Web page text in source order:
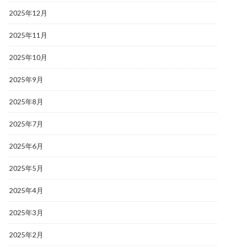
2025年12月
2025年11月
2025年10月
2025年9月
2025年8月
2025年7月
2025年6月
2025年5月
2025年4月
2025年3月
2025年2月